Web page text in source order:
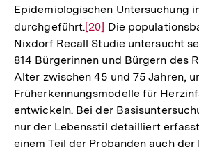
Epidemiologischen Untersuchung
durchgeführt.Zur
Auflösung
der
Fußnote
[20] Die
Nixdorf Recall Studie untersucht
814 Bürgerinnen und Bürgern des
Alter zwischen 45 und 75 Jahren,
Früherkennungsmodelle für
entwickeln. Bei der
nur der Lebensstil detailliert
einem Teil der Probanden auch der